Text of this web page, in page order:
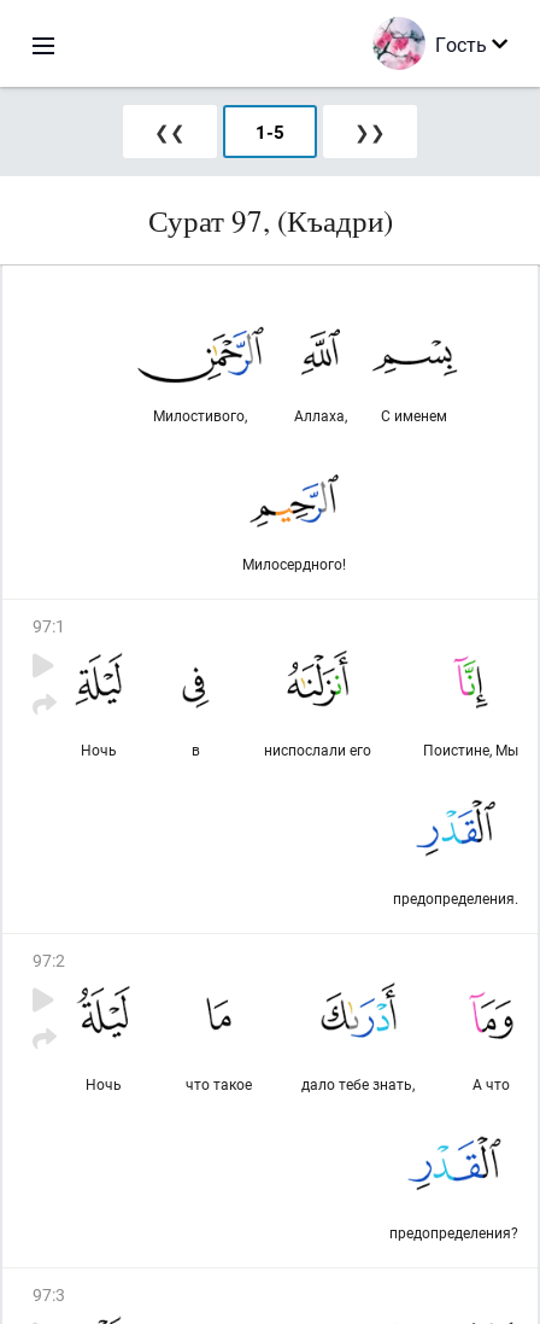
Гость
❮❮ 1-5 ❯❯
Сурат 97, (Къадри)
С именем
Аллаха,
Милостивого,
Милосердного!
97:1
Поистине, Мы
ниспослали его
в
Ночь
предопределения.
97:2
А что
дало тебе знать,
что такое
Ночь
предопределения?
97:3